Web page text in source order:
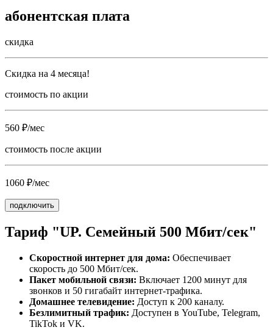
абонентская плата
скидка
Скидка на 4 месяца!
стоимость по акции
560 ₽/мес
стоимость после акции
1060 ₽/мес
подключить
Тариф "UP. Семейный 500 Мбит/сек"
Скоростной интернет для дома: Обеспечивает
скорость до 500 Мбит/сек.
Пакет мобильной связи: Включает 1200 минут для
звонков и 50 гигабайт интернет-трафика.
Домашнее телевидение: Доступ к 200 каналу.
Безлимитный трафик: Доступен в YouTube, Telegram,
TikTok и VK.